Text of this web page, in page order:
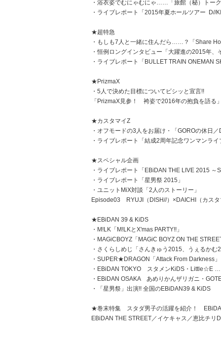
・浴衣姿でむにゃむにゃ……「旅館（秘）トー
・ライブレポート「2015年夏ホールツアー D//
★超特急
・もしも7人と一緒に住んだら……？「Share
・恒例ロングインタビュー「大躍進の2015年
・ライブレポート「BULLET TRAIN ONEMAN
★PrizmaX
・5人で決めた目標についてビシッと宣言!!
「PrizmaX見参！ 袴姿で2016年の抱負を語る
★カスタマイZ
・オフモードの3人をお届け・「GOROの休日
・ライブレポート「結成2周年記念ワンマンラ
★スペシャル企画
・ライブレポート「EBiDAN THE LIVE 2015 ～
・ライブレポート「星男祭 2015」
・ユニットMiX対談「2人のストーリー」
Episode03 RYUJI（DISH//）×DAICHI（カスタ
★EBiDAN 39 & KiDS
・M!LK「M!LKとX'mas PARTY!!」
・MAGiCBOYZ「MAGiC BOYZ ON THE
・さくらしめじ「さんきゅう2015、うぇるかむ
・SUPER★DRAGON「Attack From Darkness」
・EBiDAN TOKYO スタメンKiDS・Little☆E
・EBiDAN OSAKA あめりかんザリガニ・
・「星男祭」出演!! 全国のEBiDAN39 & KiDS
★巻末特集 スタダ男子の活躍を紹介！
EBiDAN THE STREET／イケキャス／恵比チリ